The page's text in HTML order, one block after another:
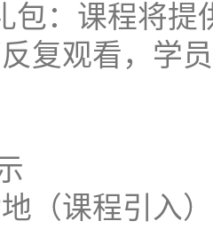
包：课程将
复观看，学
（课程引入）